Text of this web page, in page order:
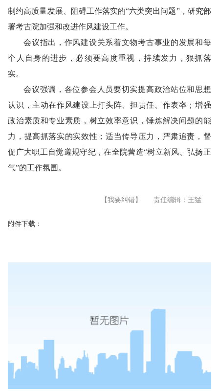
制约高质量发展、阻碍工作落实的“六类突出问题”，研究部
署考古院加强和改进作风建设工作。
会议指出，作风建设关系着文物考古事业的发展和每
个人自身的进步，必须要高度重视，持续发力，狠抓落
实。
会议强调，各位参会人员要切实提高政治站位和思想
认识，主动在作风建设上打头阵、担责任、作表率；增强
政治素质和专业素质，树立效率意识，锤炼解决问题的能
力，提高抓落实的实效性；适当传导压力，严肃追责，督
促广大职工自觉遵规守纪，在全院营造“树立新风、弘扬正
气”的工作氛围。
【我要纠错】 责任编辑：王猛
附件下载：